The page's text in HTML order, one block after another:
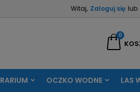
Witaj, Zaloguj się lub
0
OCZKO WODNE LAS